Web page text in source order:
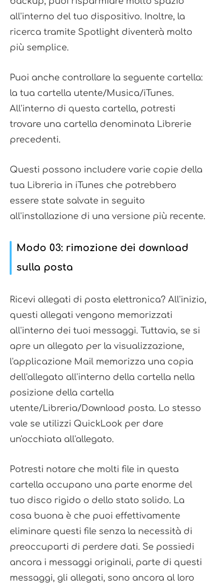
all'interno del tuo dispositivo. Inoltre, la
ricerca tramite Spotlight diventerà molto
più semplice.
Puoi anche controllare la seguente cartella:
la tua cartella utente/Musica/iTunes.
All'interno di questa cartella, potresti
trovare una cartella denominata Librerie
precedenti.
Questi possono includere varie copie della
tua Libreria in iTunes che potrebbero
essere state salvate in seguito
all'installazione di una versione più recente.
Modo 03: rimozione dei download
sulla posta
Ricevi allegati di posta elettronica? All'inizio,
questi allegati vengono memorizzati
all'interno dei tuoi messaggi. Tuttavia, se si
apre un allegato per la visualizzazione,
l'applicazione Mail memorizza una copia
dell'allegato all'interno della cartella nella
posizione della cartella
utente/Libreria/Download posta. Lo stesso
vale se utilizzi QuickLook per dare
un'occhiata all'allegato.
Potresti notare che molti file in questa
cartella occupano una parte enorme del
tuo disco rigido o dello stato solido. La
cosa buona è che puoi effettivamente
eliminare questi file senza la necessità di
preoccuparti di perdere dati. Se possiedi
ancora i messaggi originali, parte di questi
messaggi, gli allegati, sono ancora al loro